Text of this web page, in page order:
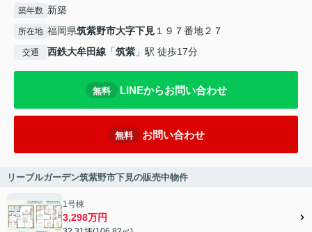
築年数 新築
所在地 福岡県筑紫野市大字下見１９７番地２７
交通 西鉄大牟田線 「筑紫」駅 徒歩17分
無料 LINEからお問い合わせ
無料 お問い合わせ
リーブルガーデン筑紫野市下見の販売中物件
1号棟
3,298万円